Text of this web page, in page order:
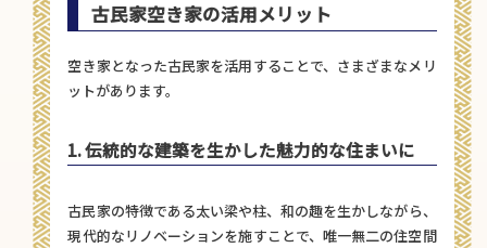
古民家空き家の活用メリット
空き家となった古民家を活用することで、さまざまなメリ
ットがあります。
1. 伝統的な建築を生かした魅力的な住まいに
古民家の特徴である太い梁や柱、和の趣を生かしながら、
現代的なリノベーションを施すことで、唯一無二の住空間